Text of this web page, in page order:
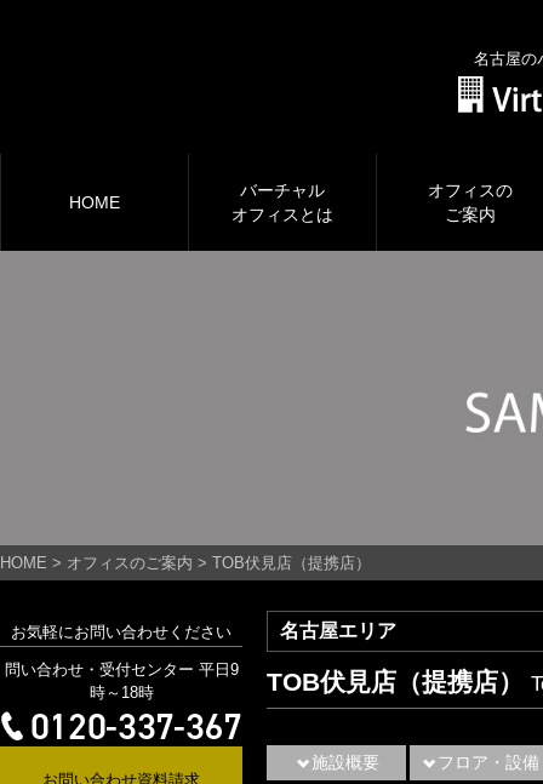
名古屋の
HOME
バーチャル
オフィスとは
オフィスの
ご案内
HOME > オフィスのご案内 > TOB伏見店（提携店）
名古屋エリア
TOB伏見店（提携店）
施設概要 フロア・設備
お気軽にお問い合わせください
問い合わせ・受付センター 平日9
時～18時
お問い合わせ資料請求